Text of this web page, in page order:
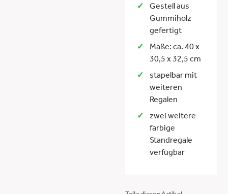
Gestell aus
Gummiholz
gefertigt
Maße: ca. 40 x
30,5 x 32,5 cm
stapelbar mit
weiteren
Regalen
zwei weitere
farbige
Standregale
verfügbar